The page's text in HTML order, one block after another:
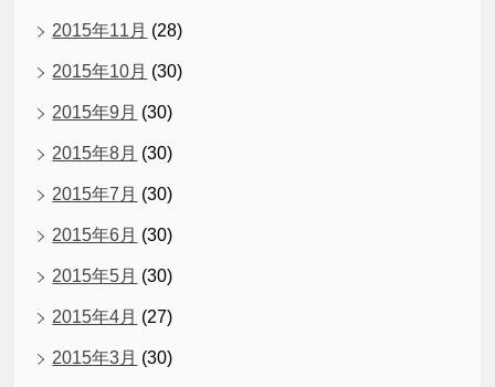
2015年11月 (28)
2015年10月 (30)
2015年9月 (30)
2015年8月 (30)
2015年7月 (30)
2015年6月 (30)
2015年5月 (30)
2015年4月 (27)
2015年3月 (30)